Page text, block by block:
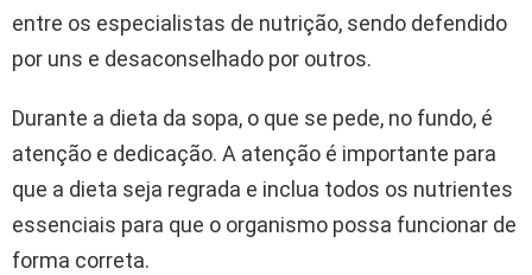
entre os especialistas de nutrição, sendo defendido
por uns e desaconselhado por outros.
Durante a dieta da sopa, o que se pede, no fundo, é
atenção e dedicação. A atenção é importante para
que a dieta seja regrada e inclua todos os nutrientes
essenciais para que o organismo possa funcionar de
forma correta.